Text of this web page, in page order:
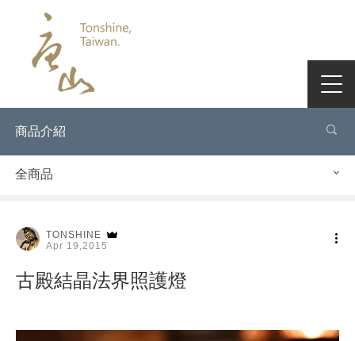
商品介紹
全商品
TONSHINE
Apr 19,2015
古殿結晶法界照護燈